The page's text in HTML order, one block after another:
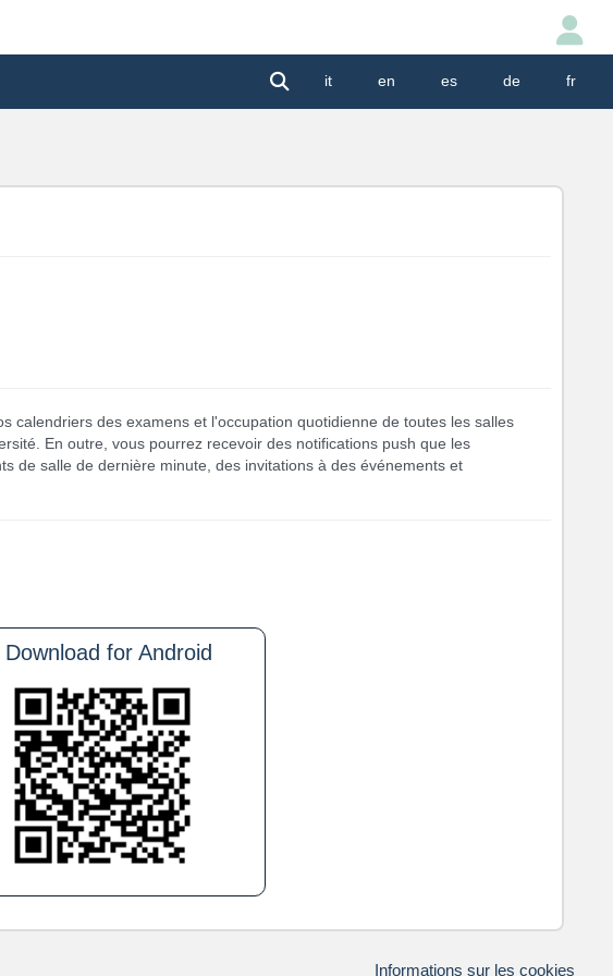
it en es de fr
calendriers des examens et l'occupation quotidienne de toutes les salles
En outre, vous pourrez recevoir des notifications push que les
de salle de dernière minute, des invitations à des événements et
Download for Android
Informations sur les cookies